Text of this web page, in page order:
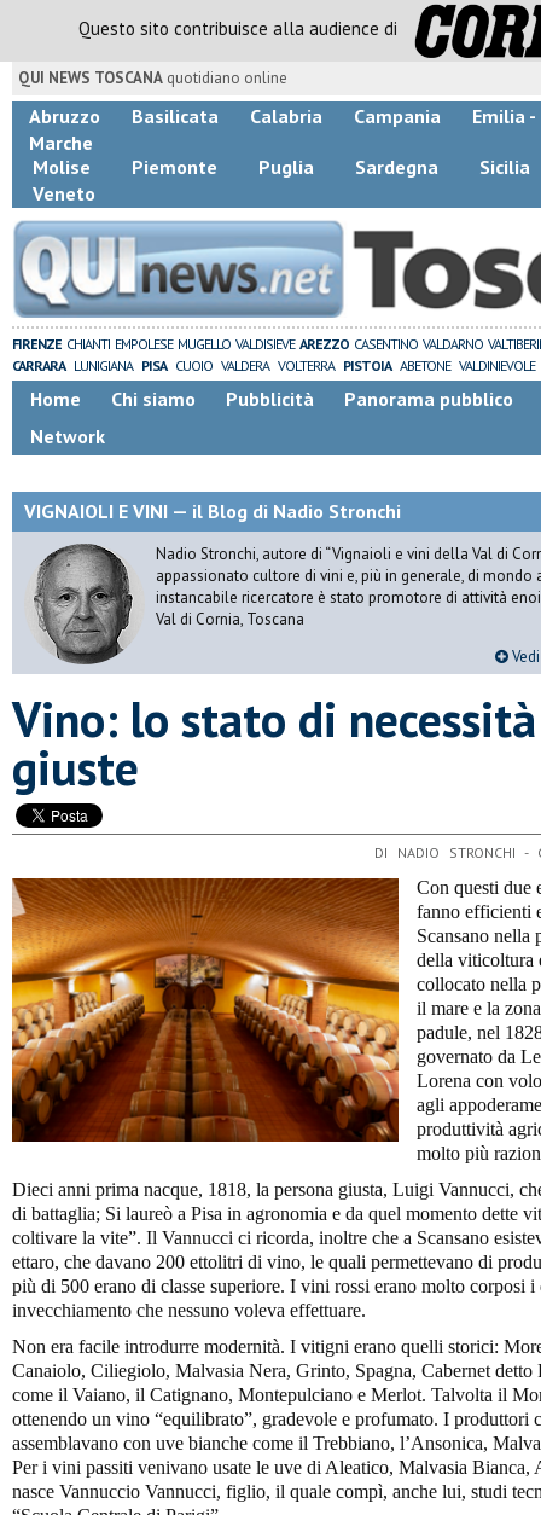
Questo sito contribuisce alla audience di
QUI NEWS TOSCANA quotidiano online
Abruzzo Basilicata Calabria Campania
Emilia -
Marche
Molise
Piemonte Puglia Sardegna
Sicilia
Veneto
FIRENZE CHIANTI EMPOLESE MUGELLO VALDISIEVE AREZZO CASENTINO VALDARNO
CARRARA LUNIGIANA PISA CUOIO VALDERA VOLTERRA PISTOIA ABETONE VALDINIEVOLE
Home Chi siamo Pubblicità
Panorama pubblico
Network
VIGNAIOLI E VINI — il Blog di Nadio Stronchi
Nadio Stronchi, autore di “Vignaioli e vini della Val di
appassionato cultore di vini e, più in generale, di
instancabile ricercatore è stato promotore di attività
Val di Cornia, Toscana
Vino: lo stato di
giuste
DI NADIO STRONCHI -
Con questi due
fanno efficienti
Scansano
della viticoltura
collocato nella
il mare e la
padule, nel
governato da
Lorena con
agli
produttività
molto più
Dieci anni prima nacque, 1818, la persona giusta, Luigi Vannucci,
di battaglia; Si laureò a Pisa in agronomia e da quel momento dette
coltivare la vite”. Il Vannucci ci ricorda, inoltre che a Scansano
ettaro, che davano 200 ettolitri di vino, le quali permettevano di
più di 500 erano di classe superiore. I vini rossi erano molto corposi
invecchiamento che nessuno voleva effettuare.
Non era facile introdurre modernità. I vitigni erano quelli storici:
Canaiolo, Ciliegiolo, Malvasia Nera, Grinto, Spagna, Cabernet detto
come il Vaiano, il Catignano, Montepulciano e Merlot. Talvolta il
ottenendo un vino “equilibrato”, gradevole e profumato. I produttori
assemblavano con uve bianche come il Trebbiano, l’Ansonica,
Per i vini passiti venivano usate le uve di Aleatico, Malvasia Bianca,
nasce Vannuccio Vannucci, figlio, il quale compì, anche lui, studi